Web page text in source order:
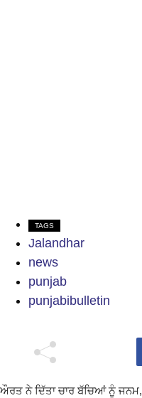
TAGS
Jalandhar
news
punjab
punjabibulletin
ਔਰਤ ਨੇ ਦਿੱਤਾ ਚਾਰ ਬੱਚਿਆਂ ਨੂੰ ਜਨਮ,